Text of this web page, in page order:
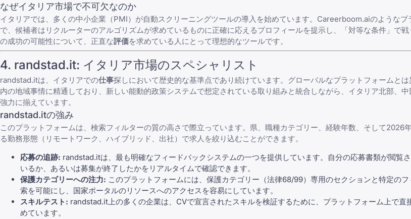
なぜイタリア市場で不可欠なのか
イタリアでは、多くの中小企業（PMI）が自動スクリーニングツールの導入を始めています。Careerboom.aiのようなプ
で、候補者はリクルーターのアルゴリズムが求めているものに正確に応えるプロフィールを提示し、「対等な条件」で
の成功の可能性について、正直な評価を求めている人にとって理想的なツールです。
4. randstad.it: イタリア市場のスペシャリスト
randstad.itは、イタリアでの仕事探しにおいて歴史的な基準点であり続けています。グローバルなプラットフォームと
内の地域事情に精通しており、 新しい能動的政策システムで想定されている取り組みと統合しながら、イタリア北部、
強力に揃えています。
randstad.itの強み
このプラットフォームは、検索フィルターの質の高さで際立っています。県、職種カテゴリー、経験年数、そして2026
る勤務形態（リモートワーク、ハイブリッド、出社）で求人を絞り込むことができます。
応募の追跡: randstad.itは、最も明確なフィードバックシステムの一つを提供しています。自分の応募書類が閲覧
いるか、あるいは募集が終了したかをリアルタイムで確認できます。
保護カテゴリーへの注力: このプラットフォームには、保護カテゴリー（法律68/99）専用のセクションと特定の
索を可能にし、 国家ポータルのリソースへのアクセスを容易にしています。
スキルテスト: randstad.it上の多くの企業は、CVで宣言されたスキルを検証するために、プラットフォーム上で直
めています。